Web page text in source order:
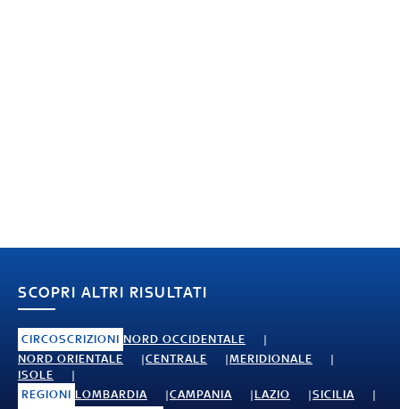
SCOPRI ALTRI RISULTATI
CIRCOSCRIZIONI NORD OCCIDENTALE
NORD ORIENTALE
CENTRALE
MERIDIONALE
ISOLE
REGIONI LOMBARDIA CAMPANIA LAZIO
SICILIA